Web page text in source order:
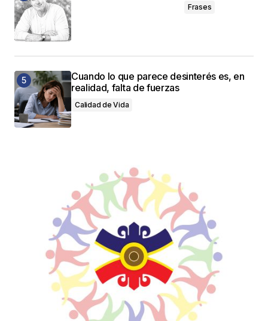
Frases
Cuando lo que parece desinterés es, en
realidad, falta de fuerzas
Calidad de Vida